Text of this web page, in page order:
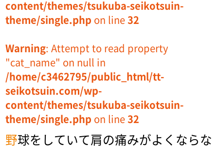
content/themes/tsukuba-seikotsuin-
theme/single.php on line32
Warning: Attempt to read property
"cat_name" on null in
/home/c3462795/public_html/tt-
seikotsuin.com/wp-
content/themes/tsukuba-seikotsuin-
theme/single.php on line32
野球をしていて肩の痛みがよくならな